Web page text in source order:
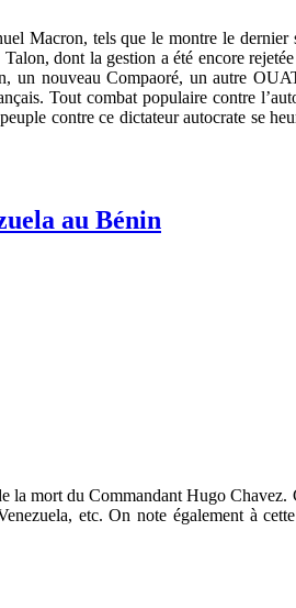
Macron, tels que le montre le dernier
dont la gestion a été encore
un nouveau Compaoré, un autre
Tout combat populaire contre
contre ce dictateur autocrate se
au Bénin
la mort du Commandant Hugo Chavez.
etc. On note également à